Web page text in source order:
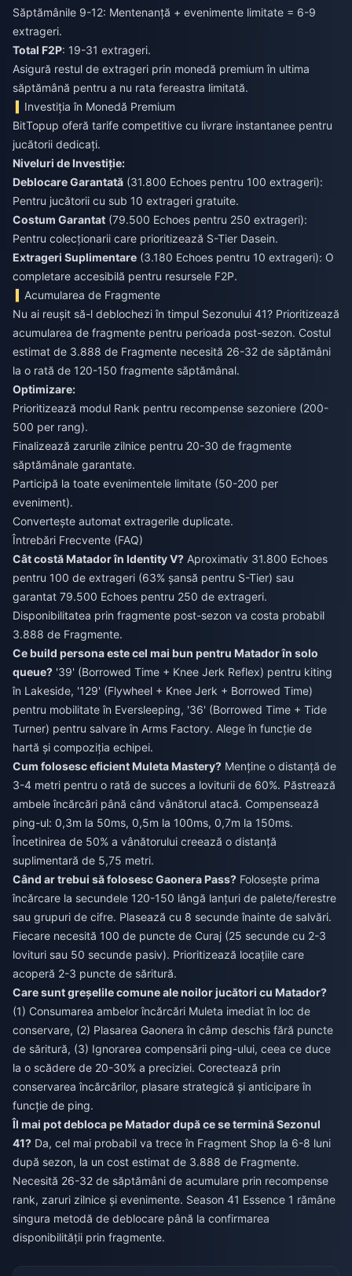
Săptămânile 9-12: Mentenanță + evenimente limitate = 6-9
extrageri.
Total F2P: 19-31 extrageri.
Asigură restul de extrageri prin monedă premium în ultima
săptămână pentru a nu rata fereastra limitată.
Investiția în Monedă Premium
BitTopup oferă tarife competitive cu livrare instantanee pentru
jucătorii dedicați.
Niveluri de Investiție:
Deblocare Garantată (31.800 Echoes pentru 100 extrageri):
Pentru jucătorii cu sub 10 extrageri gratuite.
Costum Garantat (79.500 Echoes pentru 250 extrageri):
Pentru colecționarii care prioritizează S-Tier Dasein.
Extrageri Suplimentare (3.180 Echoes pentru 10 extrageri): O
completare accesibilă pentru resursele F2P.
Acumularea de Fragmente
Nu ai reușit să-l deblochezi în timpul Sezonului 41? Prioritizează
acumularea de fragmente pentru perioada post-sezon. Costul
estimat de 3.888 de Fragmente necesită 26-32 de săptămâni
la o rată de 120-150 fragmente săptămânal.
Optimizare:
Prioritizează modul Rank pentru recompense sezoniere (200-
500 per rang).
Finalizează zarurile zilnice pentru 20-30 de fragmente
săptămânale garantate.
Participă la toate evenimentele limitate (50-200 per
eveniment).
Convertește automat extragerile duplicate.
Întrebări Frecvente (FAQ)
Cât costă Matador în Identity V? Aproximativ 31.800 Echoes
pentru 100 de extrageri (63% șansă pentru S-Tier) sau
garantat 79.500 Echoes pentru 250 de extrageri.
Disponibilitatea prin fragmente post-sezon va costa probabil
3.888 de Fragmente.
Ce build persona este cel mai bun pentru Matador în solo
queue? '39' (Borrowed Time + Knee Jerk Reflex) pentru kiting
în Lakeside, '129' (Flywheel + Knee Jerk + Borrowed Time)
pentru mobilitate în Eversleeping, '36' (Borrowed Time + Tide
Turner) pentru salvare în Arms Factory. Alege în funcție de
hartă și compoziția echipei.
Cum folosesc eficient Muleta Mastery? Menține o distanță de
3-4 metri pentru o rată de succes a loviturii de 60%. Păstrează
ambele încărcări până când vânătorul atacă. Compensează
ping-ul: 0,3m la 50ms, 0,5m la 100ms, 0,7m la 150ms.
Încetinirea de 50% a vânătorului creează o distanță
suplimentară de 5,75 metri.
Când ar trebui să folosesc Gaonera Pass? Folosește prima
încărcare la secundele 120-150 lângă lanțuri de palete/ferestre
sau grupuri de cifre. Plasează cu 8 secunde înainte de salvări.
Fiecare necesită 100 de puncte de Curaj (25 secunde cu 2-3
lovituri sau 50 secunde pasiv). Prioritizează locațiile care
acoperă 2-3 puncte de săritură.
Care sunt greșelile comune ale noilor jucători cu Matador?
(1) Consumarea ambelor încărcări Muleta imediat în loc de
conservare, (2) Plasarea Gaonera în câmp deschis fără puncte
de săritură, (3) Ignorarea compensării ping-ului, ceea ce duce
la o scădere de 20-30% a preciziei. Corectează prin
conservarea încărcărilor, plasare strategică și anticipare în
funcție de ping.
Îl mai pot debloca pe Matador după ce se termină Sezonul
41? Da, cel mai probabil va trece în Fragment Shop la 6-8 luni
după sezon, la un cost estimat de 3.888 de Fragmente.
Necesită 26-32 de săptămâni de acumulare prin recompense
rank, zaruri zilnice și evenimente. Season 41 Essence 1 rămâne
singura metodă de deblocare până la confirmarea
disponibilității prin fragmente.